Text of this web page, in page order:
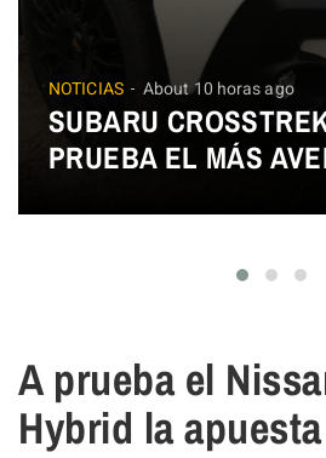
NOTICIAS About 10 horas ago
SUBARU
PRUEBA EL MÁS
A prueba el
Hybrid la